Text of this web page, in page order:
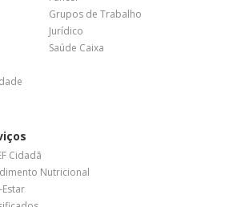
Grupos de Trabalho
Jurídico
Saúde Caixa
Cidadã
Nutricional